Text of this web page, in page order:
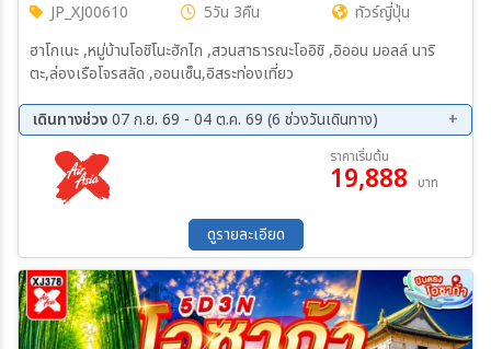
JP_XJ00610 5วัน 3คืน
ทัวร์ญี่ปุ่น
ฮาโกเนะ ,หมู่บ้านโอชิโนะฮักไก ,สวนสาธารณะโออิชิ ,อิออน มอลล์ นาริ
ตะ,ล่องเรือโจรสลัด ,ออนเซ็น,อิสระท่องเที่ยว
เดินทางช่วง07 ก.ย. 69 - 04 ต.ค. 69 (6 ช่วงวันเดินทาง)
07 ก.ย. 69 - 11 ก.ย. 69
18 ก.ย. 69 - 22 ก.ย. 69
20 ก.ย. 69 - 24 ก.ย. 69
21 ก.ย. 69 - 25 ก.ย. 69
29 ก.ย. 69 - 03 ต.ค. 69
30 ก.ย. 69 - 04 ต.ค. 69
ราคาเริ่มต้น
19,888 บาท
ดูรายละเอียด